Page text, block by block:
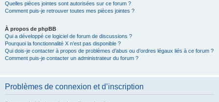
Quelles pièces jointes sont autorisées sur ce forum ?
Comment puis-je retrouver toutes mes pièces jointes ?
À propos de phpBB
Qui a développé ce logiciel de forum de discussions ?
Pourquoi la fonctionnalité X n’est pas disponible ?
Qui dois-je contacter à propos de problèmes d’abus ou d’ordres légaux liés à ce forum ?
Comment puis-je contacter un administrateur du forum ?
Problèmes de connexion et d’inscription